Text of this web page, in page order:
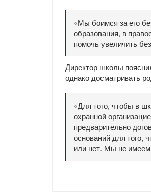
«Мы боимся за его
образования, в
помочь увеличить
Директор школы
однако досматривать
«Для того, чтобы в
охранной
предварительно
оснований для того,
или нет. Мы не